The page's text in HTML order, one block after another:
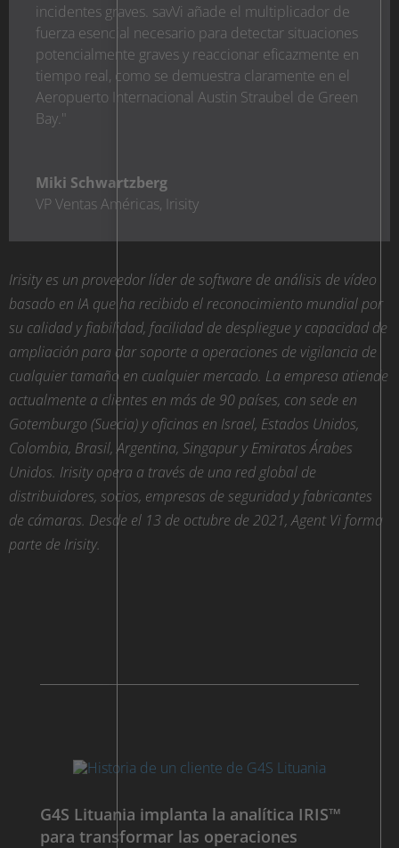
incidentes graves. savVi añade el multiplicador de
fuerza esencial necesario para detectar situaciones
potencialmente graves y reaccionar eficazmente en
tiempo real, como se demuestra claramente en el
Aeropuerto Internacional Austin Straubel de Green
Bay."
Miki Schwartzberg
VP Ventas Américas, Irisity
Irisity es un proveedor líder de software de análisis de vídeo
basado en IA que ha recibido el reconocimiento mundial por
su calidad y fiabilidad, facilidad de despliegue y capacidad de
ampliación para dar soporte a operaciones de vigilancia de
cualquier tamaño en cualquier mercado. La empresa atiende
actualmente a clientes en más de 90 países, con sede en
Gotemburgo (Suecia) y oficinas en Israel, Estados Unidos,
Colombia, Brasil, Argentina, Singapur y Emiratos Árabes
Unidos. Irisity opera a través de una red global de
distribuidores, socios, empresas de seguridad y fabricantes
de cámaras. Desde el 13 de octubre de 2021, Agent Vi forma
parte de Irisity.
G4S Lituania implanta la analítica IRIS™
para transformar las operaciones